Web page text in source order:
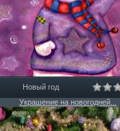
Новый год
Украшение на новогодней...